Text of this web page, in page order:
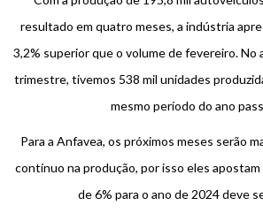
resultado em quatro meses, a indústria
3,2% superior que o volume de fevereiro. No
trimestre, tivemos 538 mil unidades
mesmo período do ano
Para a Anfavea, os próximos meses serão
contínuo na produção, por isso eles
de 6% para o ano de 2024 deve